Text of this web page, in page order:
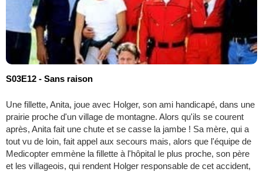
S03E12 - Sans raison
Une fillette, Anita, joue avec Holger, son ami handicapé, dans une
prairie proche d'un village de montagne. Alors qu'ils se courent
après, Anita fait une chute et se casse la jambe ! Sa mère, qui a
tout vu de loin, fait appel aux secours mais, alors que l'équipe de
Medicopter emmène la fillette à l'hôpital le plus proche, son père
et les villageois, qui rendent Holger responsable de cet accident,